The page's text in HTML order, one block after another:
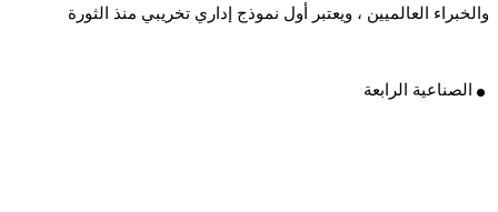
والخبراء العالميين ، ويعتبر أول نموذج إداري تخريبي منذ الثورة
الصناعية الرابعة .